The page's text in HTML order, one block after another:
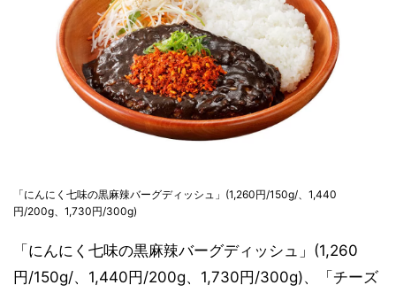
「にんにく七味の黒麻辣バーグディッシュ」(1,260円/150g/、1,440
円/200g、1,730円/300g)
「にんにく七味の黒麻辣バーグディッシュ」(1,260
円/150g/、1,440円/200g、1,730円/300g)、「チーズ